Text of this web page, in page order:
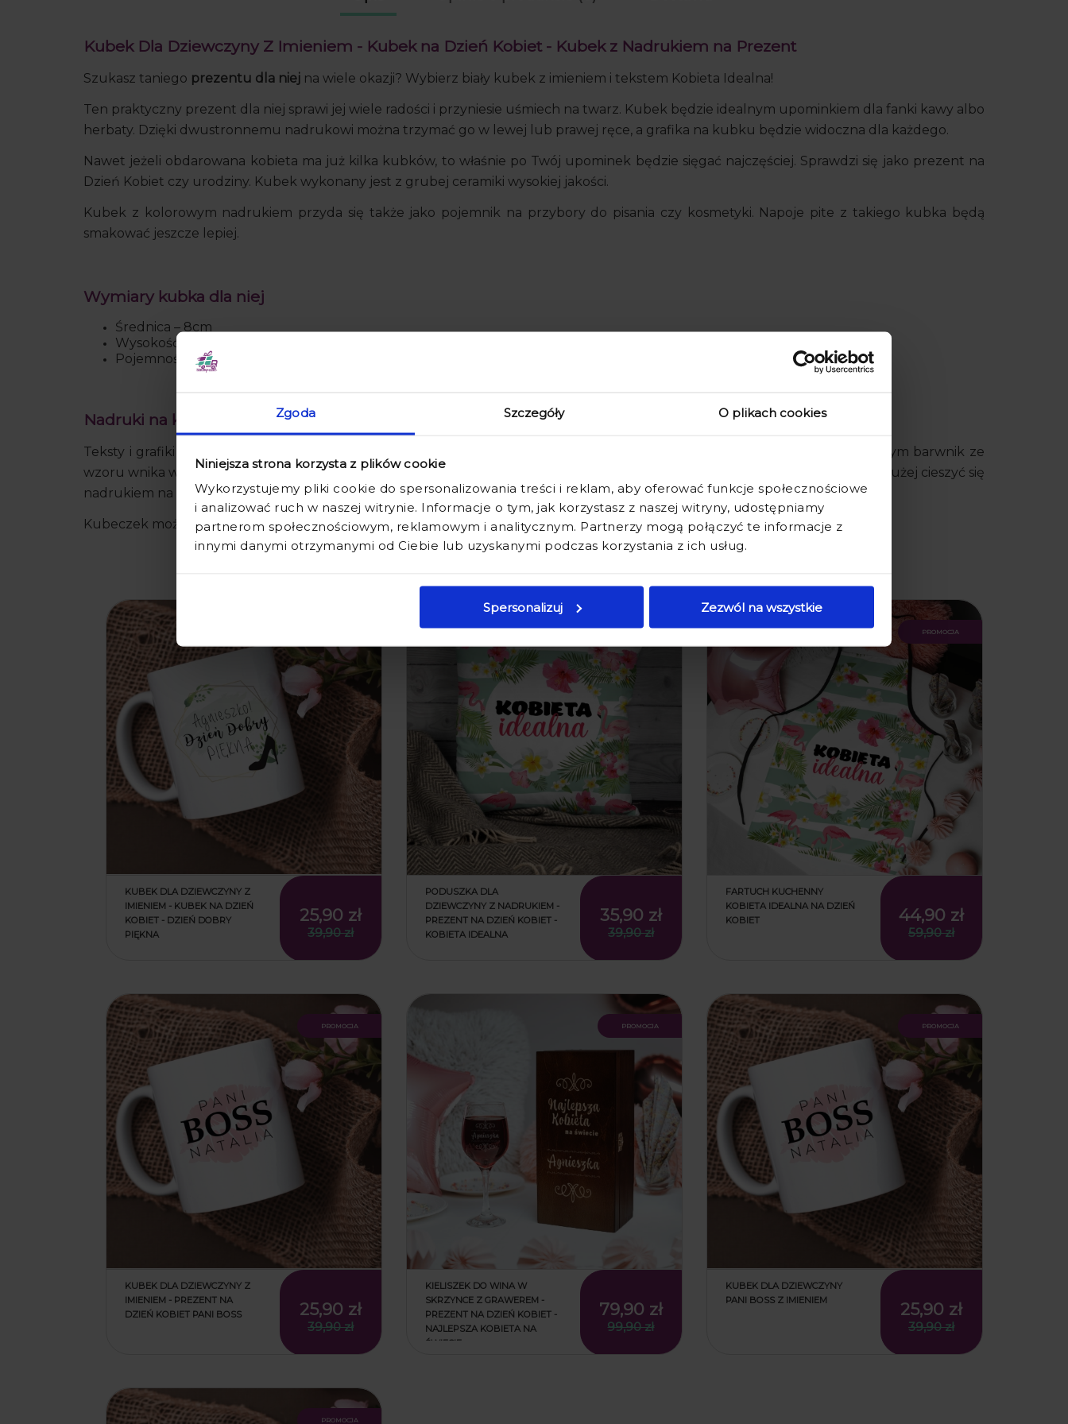
Zgoda Szczegóły O plikach cookies
Niniejsza strona korzysta z plików cookie
Wykorzystujemy pliki cookie do spersonalizowania treści i reklam, aby oferować funkcje społecznościowe
i analizować ruch w naszej witrynie. Informacje o tym, jak korzystasz z naszej witryny, udostępniamy
partnerom społecznościowym, reklamowym i analitycznym. Partnerzy mogą połączyć te informacje z
innymi danymi otrzymanymi od Ciebie lub uzyskanymi podczas korzystania z ich usług.
Spersonalizuj Zezwól na wszystkie
Kubek Dla Dziewczyny Z Imieniem - Kubek na Dzień Kobiet - Kubek z Nadrukiem na Prezent
Szukasz taniego prezentu dla niej na wiele okazji? Wybierz biały kubek z imieniem i tekstem Kobieta Idealna!
Ten praktyczny prezent dla niej sprawi jej wiele radości i przyniesie uśmiech na twarz. Kubek będzie idealnym upominkiem dla fanki kawy albo
herbaty. Dzięki dwustronnemu nadrukowi można trzymać go w lewej lub prawej ręce, a grafika na kubku będzie widoczna dla każdego.
Nawet jeżeli obdarowana kobieta ma już kilka kubków, to właśnie po Twój upominek będzie sięgać najczęściej. Sprawdzi się jako prezent na
Dzień Kobiet czy urodziny. Kubek wykonany jest z grubej ceramiki wysokiej jakości.
Kubek z kolorowym nadrukiem przyda się także jako pojemnik na przybory do pisania czy kosmetyki. Napoje pite z takiego kubka będą
smakować jeszcze lepiej.
Wymiary kubka dla niej
Średnica – 8cm
Wysokość – 9,5cm
Pojemność – 330ml
Nadruki na kubkach
Teksty i grafiki na kubki ceramiczne w naszym sklepie z prezentami nanosimy korzystając z sublimacji. Jest to proces, w którym barwnik ze
wzoru wnika w głąb specjalnej warstwy, którą pokryte są kubeczki. Nadruki są wyraziste, wielobarwne oraz trwałe. Aby jak najdłużej cieszyć się
nadrukiem na kubku w jego pełnej okazałości, zalecamy mycie ręczne.
Kubeczek możemy zapakować na prezent – wystarczy, że podczas składania zamówienia wybierzesz odpowiednią opcję.
Produkty powiązane
KUBEK DLA DZIEWCZYNY Z
IMIENIEM - KUBEK NA DZIEŃ
KOBIET - DZIEŃ DOBRY
PIĘKNA
25,90 zł
39,90 zł
PODUSZKA DLA
DZIEWCZYNY Z NADRUKIEM -
PREZENT NA DZIEŃ KOBIET -
KOBIETA IDEALNA
35,90 zł
39,90 zł
promocja
FARTUCH KUCHENNY
KOBIETA IDEALNA NA DZIEŃ
KOBIET
44,90 zł
59,90 zł
promocja
KUBEK DLA DZIEWCZYNY Z
IMIENIEM - PREZENT NA
DZIEŃ KOBIET PANI BOSS
25,90 zł
39,90 zł
promocja
KIELISZEK DO WINA W
SKRZYNCE Z GRAWEREM -
PREZENT NA DZIEŃ KOBIET -
NAJLEPSZA KOBIETA NA
ŚWIECIE
79,90 zł
99,90 zł
promocja
KUBEK DLA DZIEWCZYNY
PANI BOSS Z IMIENIEM
25,90 zł
39,90 zł
promocja
promocja